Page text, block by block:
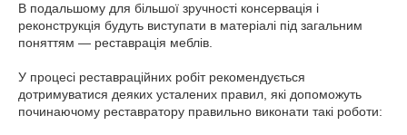
В подальшому для більшої зручності консервація і
реконструкція будуть виступати в матеріалі під загальним
поняттям — реставрація меблів.
У процесі реставраційних робіт рекомендується
дотримуватися деяких усталених правил, які допоможуть
починаючому реставратору правильно виконати такі роботи: